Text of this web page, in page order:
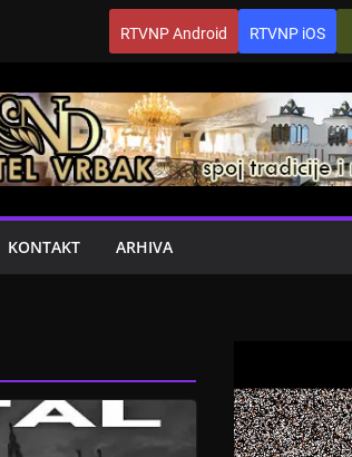
RTVNP Android RTVNP iOS
KONTAKT ARHIVA